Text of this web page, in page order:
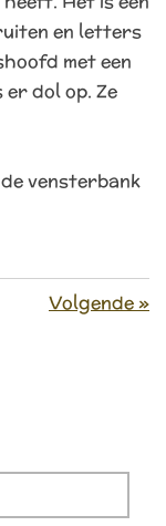
en letters
met een
dol op. Ze
vensterbank
Volgende»